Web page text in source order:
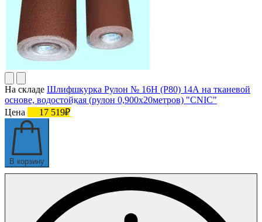
На складе Шлифшкурка Рулон № 16Н (P80) 14А на тканевой
основе, водостойкая (рулон 0,900х20метров) "CNIC"
Цена
17 519₽
В корзину